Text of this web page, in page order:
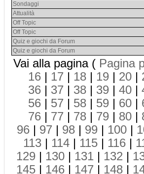
Sondaggi
Attualità
Off Topic
Off Topic
Quiz e giochi da Forum
Quiz e giochi da Forum
Vai alla pagina ( Pagina
16 | 17 | 18 | 19 | 20 |
36 | 37 | 38 | 39 | 40 |
56 | 57 | 58 | 59 | 60 |
76 | 77 | 78 | 79 | 80 |
96 | 97 | 98 | 99 | 100 |
113 | 114 | 115 | 116 |
129 | 130 | 131 | 132 |
145 | 146 | 147 | 148 |